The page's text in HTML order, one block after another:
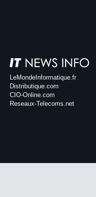
LeMondeInformatique.fr
Distributique.com
CIO-Online.com
Reseaux-Telecoms.net